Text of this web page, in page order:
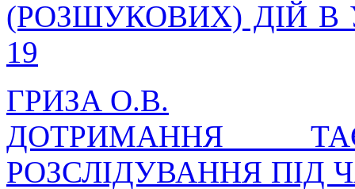
(РОЗШУКОВИХ) ДІЙ В
19
ГРИЗА О.В.
ДОТРИМАННЯ
РОЗСЛІДУВАННЯ ПІД